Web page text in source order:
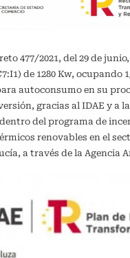
477/2021, del 29 de
de 1280 Kw, ocupando
autoconsumo en su
gracias al IDAE y a
del programa de
renovables en el
a través de la Agencia